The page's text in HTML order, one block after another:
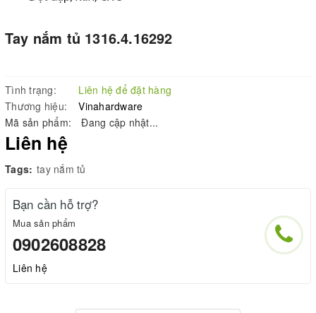
Tay nắm tủ 1316.4.16292
Tình trạng:
Liên hệ để đặt hàng
Thương hiệu:
Vinahardware
Mã sản phẩm:
Đang cập nhật...
Liên hệ
Tags: tay nắm tủ
Bạn cần hỗ trợ?
Mua sản phẩm
0902608828
Liên hệ